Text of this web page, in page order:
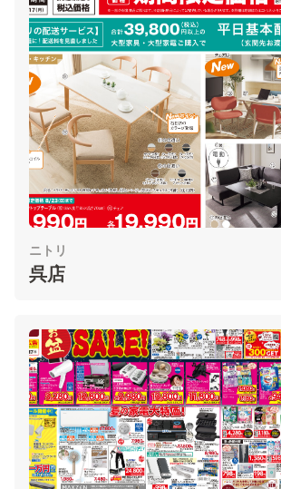
ニトリ
呉店